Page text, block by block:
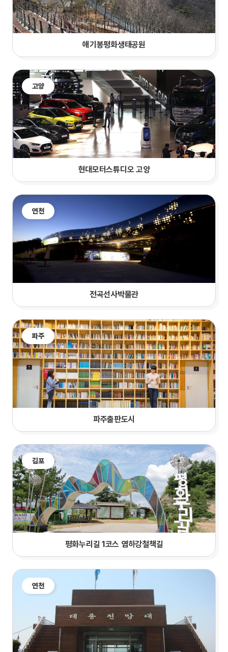
애기봉평화생태공원
고양
현대모터스튜디오 고양
연천
전곡선사박물관
파주
파주출판도시
김포
평화누리길 1코스 염하강철책길
연천